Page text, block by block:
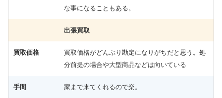
な事になることもある。
出張買取
買取価格
買取価格がどんぶり勘定になりがちだと思う。処
分前提の場合や大型商品などは向いている
手間 家まで来てくれるので楽。